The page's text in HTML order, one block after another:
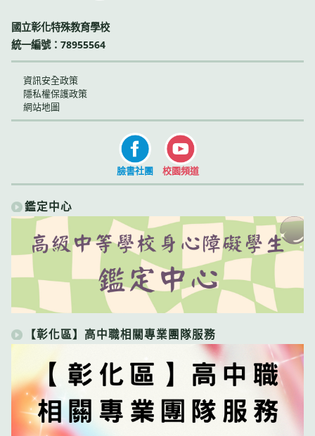
國立彰化特殊教育學校
統一編號：78955564
資訊安全政策
隱私權保護政策
網站地圖
臉書社團 校園頻道
鑑定中心
【彰化區】高中職相關專業團隊服務